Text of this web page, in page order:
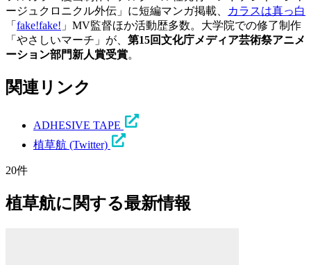
ージュクロニクル外伝」に短編マンガ掲載、
カラスは真っ白
「 fake!fake! 」MV監督ほか活動歴多数。大学院での修了制作
「やさしいマーチ」が、 第15回文化庁メディア芸術祭アニメ
ーション部門新人賞受賞。
関連リンク
ADHESIVE TAPE
植草航 (Twitter)
20件
植草航に関する最新情報